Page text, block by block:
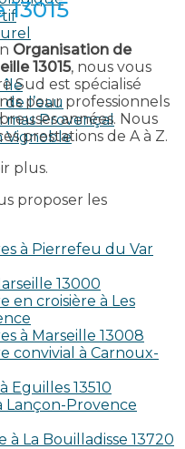
île
l’eau
mas Provençal
Vignoble
Organisation de
13015, nous vous
Sud est spécialisé
pour professionnels
années. Nous
prestations de A à Z.
plus.
proposer les
à Pierrefeu du Var
13000
en croisière à Les
à Marseille 13008
convivial à Carnoux-
Eguilles 13510
Lançon-Provence
La Bouilladisse 13720